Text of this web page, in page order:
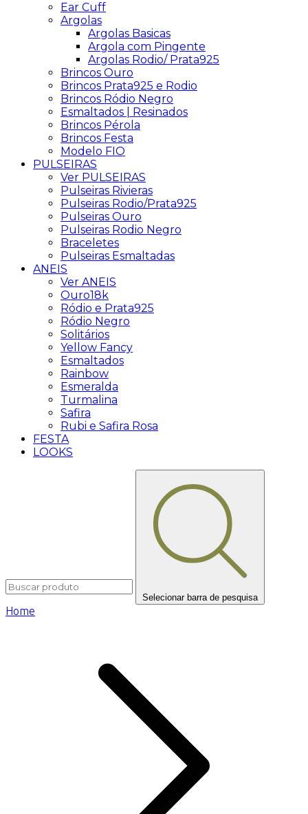
Ear Cuff
Argolas
Argolas Basicas
Argola com Pingente
Argolas Rodio/ Prata925
Brincos Ouro
Brincos Prata925 e Rodio
Brincos Ródio Negro
Esmaltados | Resinados
Brincos Pérola
Brincos Festa
Modelo FIO
PULSEIRAS
Ver PULSEIRAS
Pulseiras Rivieras
Pulseiras Rodio/Prata925
Pulseiras Ouro
Pulseiras Rodio Negro
Braceletes
Pulseiras Esmaltadas
ANEIS
Ver ANEIS
Ouro18k
Ródio e Prata925
Ródio Negro
Solitários
Yellow Fancy
Esmaltados
Rainbow
Esmeralda
Turmalina
Safira
Rubi e Safira Rosa
FESTA
LOOKS
Selecionar barra de pesquisa
Home